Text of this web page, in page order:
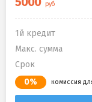
1й кредит
Макс. сумма
Срок
0% комиссия